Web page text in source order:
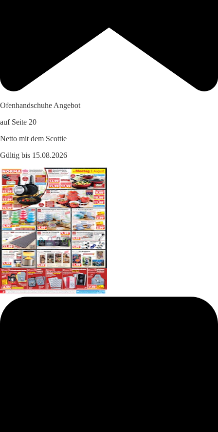
Ofenhandschuhe Angebot
auf Seite 20
Netto mit dem Scottie
Gültig bis 15.08.2026